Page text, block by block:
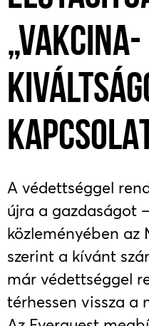
„VAKCINA-
A védettséggel
újra a gazdaságot
közleményében az
szerint a kívánt
már védettséggel
térhessen vissza a